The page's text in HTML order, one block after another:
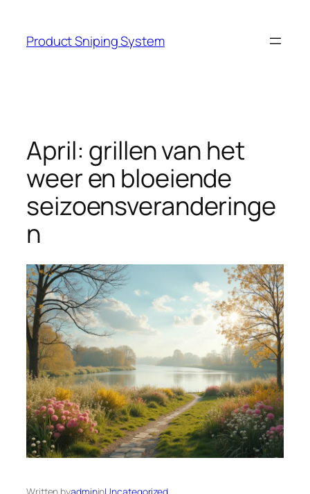
content
Product Sniping System
April: grillen van het
weer en bloeiende
seizoensveranderinge
n
Written byadmininUncategorized